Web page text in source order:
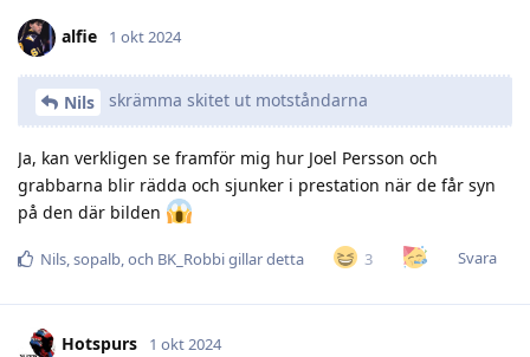
alfie 1 okt 2024
Nils skrämma skitet ut motståndarna
Ja, kan verkligen se framför mig hur Joel Persson och
grabbarna blir rädda och sjunker i prestation när de får syn
på den där bilden
3 Svara
Nils,sopalb, och BK_Robbigillar detta
Hotspurs 1 okt 2024